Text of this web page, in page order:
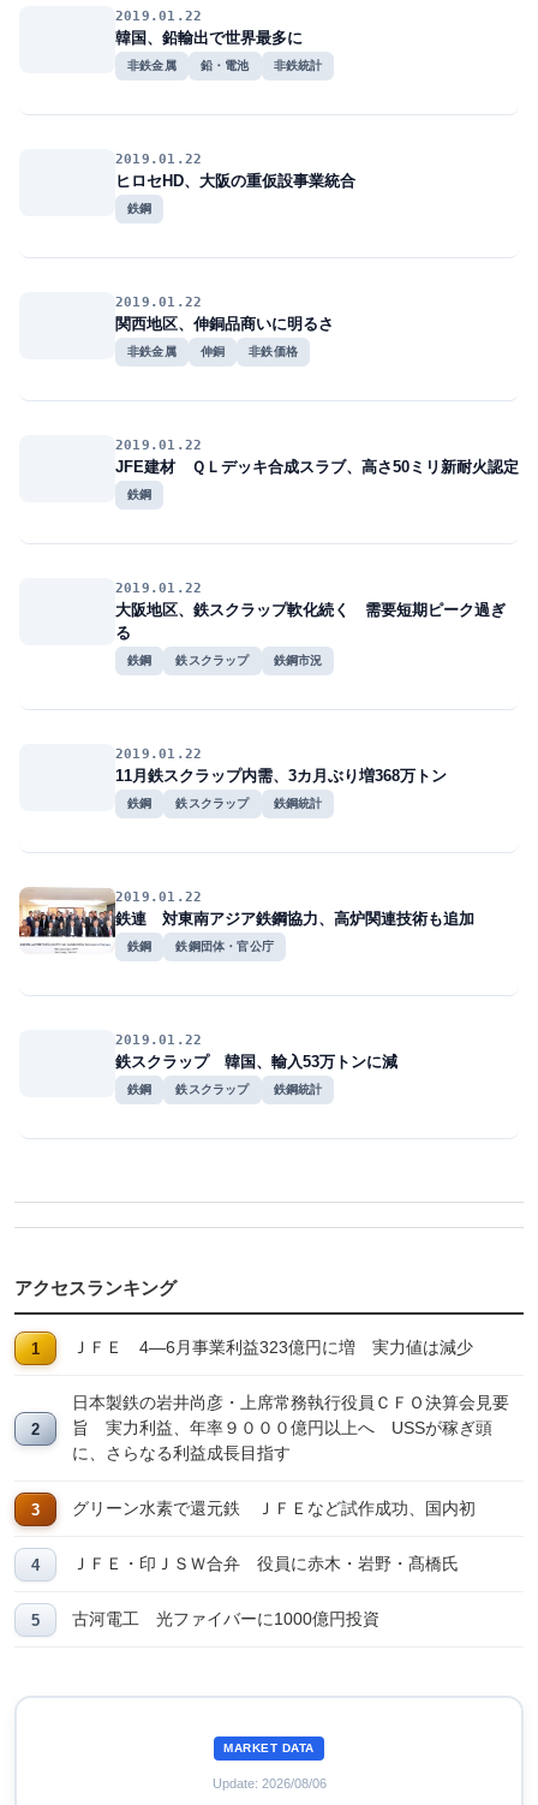
2019.01.22
韓国、鉛輸出で世界最多に
非鉄金属 鉛・電池 非鉄統計
2019.01.22
ヒロセHD、大阪の重仮設事業統合
鉄鋼
2019.01.22
関西地区、伸銅品商いに明るさ
非鉄金属 伸銅 非鉄価格
2019.01.22
JFE建材 ＱＬデッキ合成スラブ、高さ50ミリ新耐火認定
鉄鋼
2019.01.22
大阪地区、鉄スクラップ軟化続く 需要短期ピーク過ぎ
る
鉄鋼 鉄スクラップ 鉄鋼市況
2019.01.22
11月鉄スクラップ内需、3カ月ぶり増368万トン
鉄鋼 鉄スクラップ 鉄鋼統計
2019.01.22
鉄連 対東南アジア鉄鋼協力、高炉関連技術も追加
鉄鋼 鉄鋼団体・官公庁
2019.01.22
鉄スクラップ 韓国、輸入53万トンに減
鉄鋼 鉄スクラップ 鉄鋼統計
アクセスランキング
ＪＦＥ 4―6月事業利益323億円に増 実力値は減少
日本製鉄の岩井尚彦・上席常務執行役員ＣＦＯ決算会見要
旨 実力利益、年率９０００億円以上へ USSが稼ぎ頭
に、さらなる利益成長目指す
グリーン水素で還元鉄 ＪＦＥなど試作成功、国内初
ＪＦＥ・印ＪＳＷ合弁 役員に赤木・岩野・髙橋氏
古河電工 光ファイバーに1000億円投資
MARKET DATA
Update: 2026/08/06